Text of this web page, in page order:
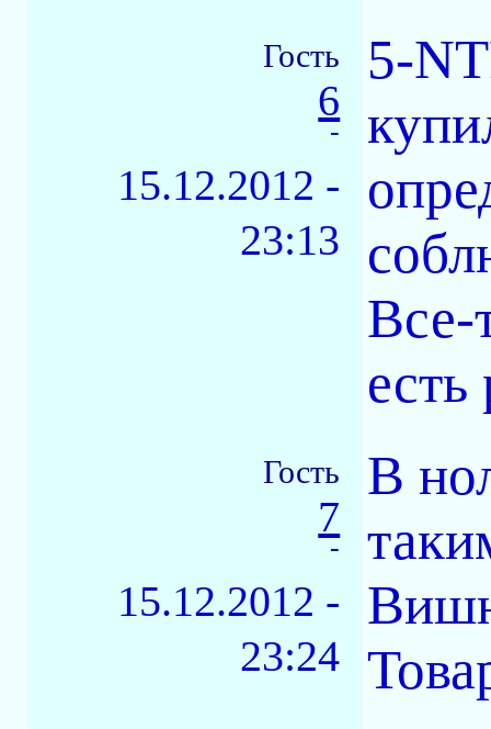
Гость
6
-
15.12.2012 -
23:13
5-
Все-
есть
Гость
7
-
15.12.2012 -
23:24
В